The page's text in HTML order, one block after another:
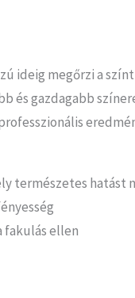
ideig megőrzi a színt
és gazdagabb
természetes hatást
fakulás ellen